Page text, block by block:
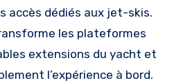
accès dédiés aux jet-skis.
les plateformes
extensions du yacht et
l’expérience à bord.